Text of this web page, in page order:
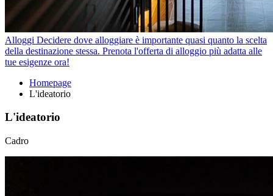
Alloggi Decidere dove alloggiare è importante quasi quanto la scelta
della destinazione stessa. Prenota l'offerta di alloggio più adatta alle
tue esigenze ora!
Homepage
L'ideatorio
L'ideatorio
Cadro